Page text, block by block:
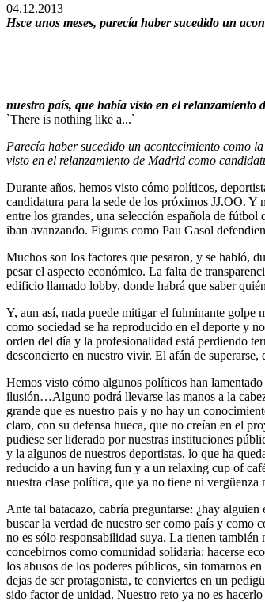
04.12.2013
Hsce unos meses, parecía haber sucedido un
nuestro país, que había visto en el
`There is nothing like a...`
Parecía haber sucedido un acontecimiento como
visto en el relanzamiento de Madrid como
Durante años, hemos visto cómo políticos,
candidatura para la sede de los próximos JJ.OO. Y
entre los grandes, una selección española de
iban avanzando. Figuras como Pau Gasol
Muchos son los factores que pesaron, y se habló,
pesar el aspecto económico. La falta de
edificio llamado lobby, donde habrá que saber
Y, aun así, nada puede mitigar el fulminante golpe
como sociedad se ha reproducido en el deporte y
orden del día y la profesionalidad está perdiendo
desconcierto en nuestro vivir. El afán de
Hemos visto cómo algunos políticos han
ilusión…Alguno podrá llevarse las manos a la
grande que es nuestro país y no hay un
claro, con su defensa hueca, que no creían en el
pudiese ser liderado por nuestras instituciones
y la algunos de nuestros deportistas, lo que ha
reducido a un having fun y a un relaxing cup of
nuestra clase política, que ya no tiene ni
Ante tal batacazo, cabría preguntarse: ¿hay
buscar la verdad de nuestro ser como país y
no es sólo responsabilidad suya. La tienen
concebirnos como comunidad solidaria: hacerse
los abusos de los poderes públicos, sin tomarnos
dejas de ser protagonista, te conviertes en un
sido factor de unidad. Nuestro reto ya no es